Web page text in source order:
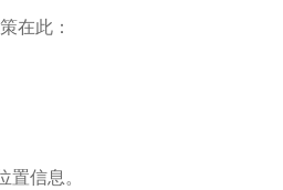
在此：
信息。